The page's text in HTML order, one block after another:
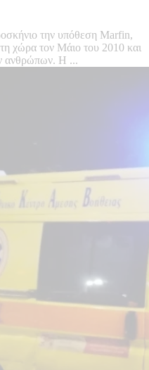
την υπόθεση Marfin,
χώρα τον Μάιο του 2010 και
ανθρώπων. Η ...